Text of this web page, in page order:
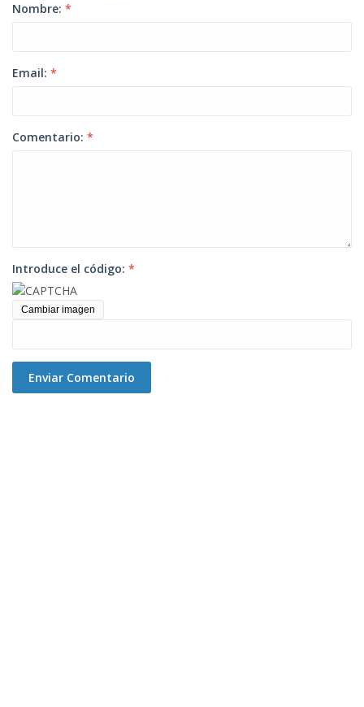
Nombre: *
Email: *
Comentario: *
Introduce el código: *
Cambiar imagen
Enviar Comentario